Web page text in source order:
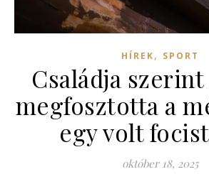
HÍREK, SPORT
Családja szerint
megfosztotta a
egy volt
október 18, 2025